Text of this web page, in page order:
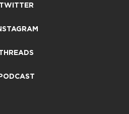
TWITTER
PODCAST